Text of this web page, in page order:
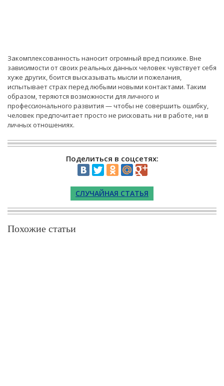
Закомплексованность наносит огромный вред психике. Вне
зависимости от своих реальных данных человек чувствует себя
хуже других, боится высказывать мысли и пожелания,
испытывает страх перед любыми новыми контактами. Таким
образом, теряются возможности для личного и
профессионального развития — чтобы не совершить ошибку,
человек предпочитает просто не рисковать ни в работе, ни в
личных отношениях.
Поделиться в соцсетях:
СЛУЧАЙНАЯ СТАТЬЯ
Похожие статьи